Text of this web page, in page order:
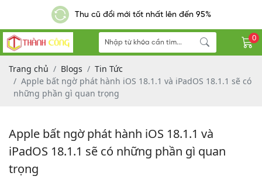
Giao hàng nhanh - Miễn phí đơn hàng từ 300k
0
Trang chủ Blogs
Tin Tức
Apple bất ngờ phát hành iOS 18.1.1 và iPadOS 18.1.1 sẽ có
những phần gì quan trọng
Apple bất ngờ phát hành iOS 18.1.1 và
iPadOS 18.1.1 sẽ có những phần gì quan
trọng